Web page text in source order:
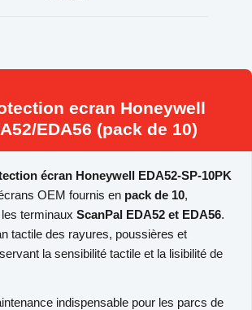
ecran Honeywell
EDA56 (pack de 10)
écran Honeywell EDA52-SP-10PK
OEM fournis en pack de 10,
terminaux ScanPal EDA52 et EDA56.
tactile des rayures, poussières et
la sensibilité tactile et la lisibilité de
indispensable pour les parcs de